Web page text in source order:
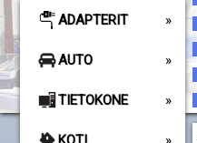
ADAPTERIT
AUTO
TIETOKONE